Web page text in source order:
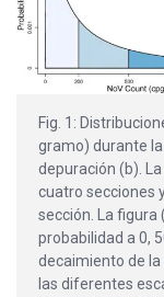
Fig. 1:
gramo) durante
depuración (b).
cuatro secciones
sección. La
probabilidad a 0,
decaimiento de la
las diferentes